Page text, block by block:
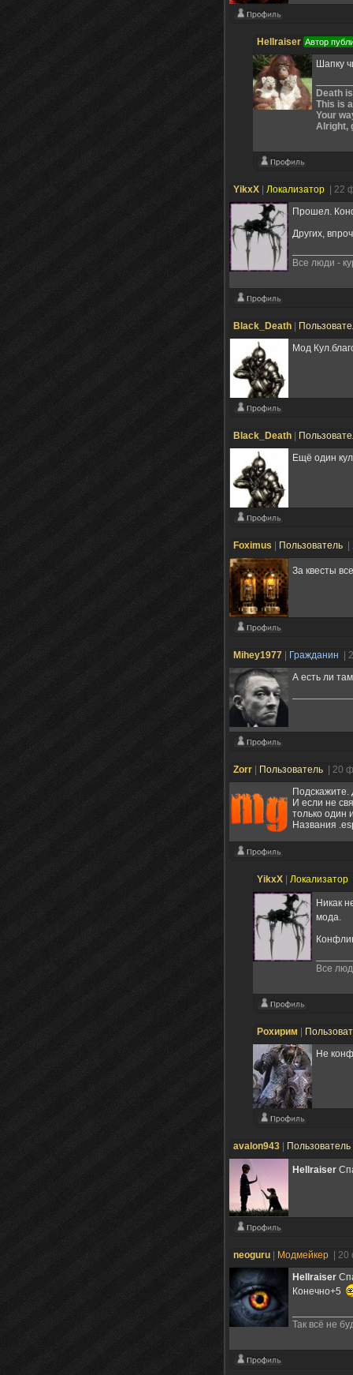
Hellraiser Автор
Шапку
Death
This is
Your
Alright,
YikxX Локализатор
| 22
Прошел.
Других,
Все люди -
Black_Death
Мод
Black_Death
Ещё один
Foximus Пользователь
За квесты
Mihey1977 Гражданин
|
А есть ли
Zorr Пользователь
| 20
И если не
только один
Названия
YikxX Локализатор
Никак
мода.
Все
Рохирим
Не
avalon943 Пользователь
Hellraiser
neoguru Модмейкер
|
Hellraiser
Конечно+5
Так всё не